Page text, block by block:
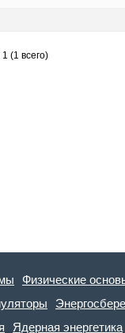
(1 всего)
Физические
Ядерная энергетика